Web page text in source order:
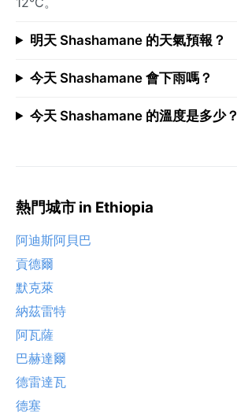
明天 Shashamane 的天氣預報？
今天 Shashamane 會下雨嗎？
今天 Shashamane 的溫度是多少？
熱門城市 in Ethiopia
阿迪斯阿貝巴
貢德爾
默克萊
納茲雷特
阿瓦薩
巴赫達爾
德雷達瓦
德塞